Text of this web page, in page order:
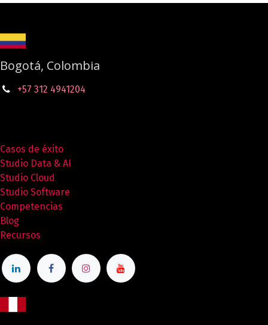
Bogotá, Colombia
+57 312 4941204
Casos de éxito
Studio Data & AI
Studio Cloud
Studio Software
Competencias
Blog
Recursos